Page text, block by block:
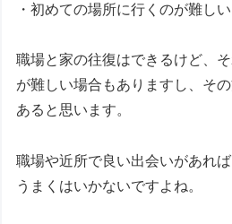
・初めての場所に行くのが難しい
職場と家の往復はできるけど、
が難しい場合もありますし、そ
あると思います。
職場や近所で良い出会いがあれ
うまくはいかないですよね。